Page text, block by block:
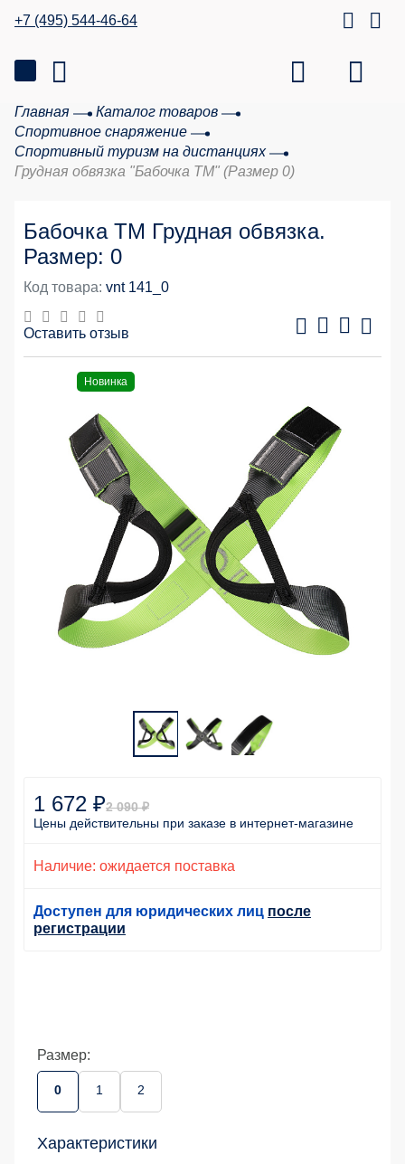
+7 (495) 544-46-64
Главная
Каталог товаров
Спортивное снаряжение
Спортивный туризм на дистанциях
Грудная обвязка "Бабочка ТМ" (Размер 0)
Бабочка ТМ Грудная обвязка.
Размер: 0
Код товара: vnt 141_0
Оставить отзыв
Новинка
Размер:
0 1 2
Характеристики
1 672 ₽2 090 ₽
Цены действительны при заказе в интернет-магазине
Наличие: ожидается поставка
Доступен для юридических лиц после
регистрации